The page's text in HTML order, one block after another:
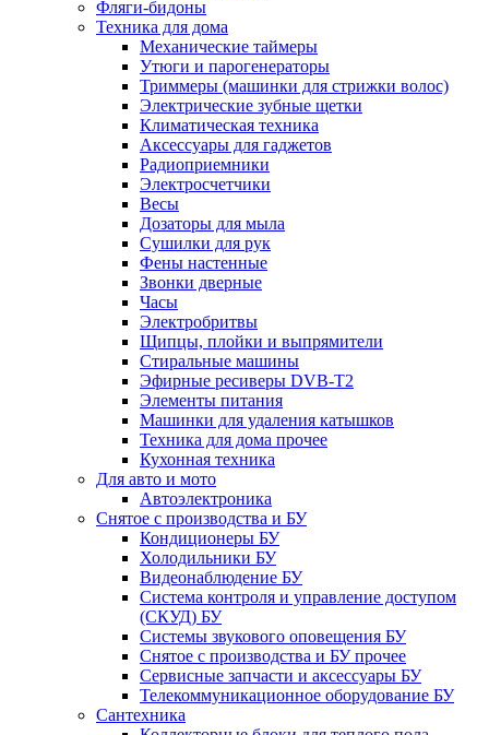
Фляги-бидоны
Техника для дома
Механические таймеры
Утюги и парогенераторы
Триммеры (машинки для стрижки волос)
Электрические зубные щетки
Климатическая техника
Аксессуары для гаджетов
Радиоприемники
Электросчетчики
Весы
Дозаторы для мыла
Сушилки для рук
Фены настенные
Звонки дверные
Часы
Электробритвы
Щипцы, плойки и выпрямители
Стиральные машины
Эфирные ресиверы DVB-T2
Элементы питания
Машинки для удаления катышков
Техника для дома прочее
Кухонная техника
Для авто и мото
Автоэлектроника
Снятое с производства и БУ
Кондиционеры БУ
Холодильники БУ
Видеонаблюдение БУ
Система контроля и управление доступом
(СКУД) БУ
Системы звукового оповещения БУ
Снятое с производства и БУ прочее
Сервисные запчасти и аксессуары БУ
Телекоммуникационное оборудование БУ
Сантехника